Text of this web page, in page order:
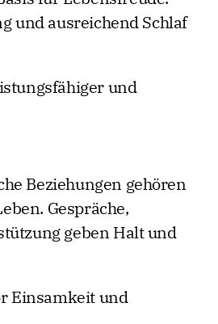
und ausreichend Schlaf
und
Beziehungen gehören
Gespräche,
geben Halt und
Einsamkeit und